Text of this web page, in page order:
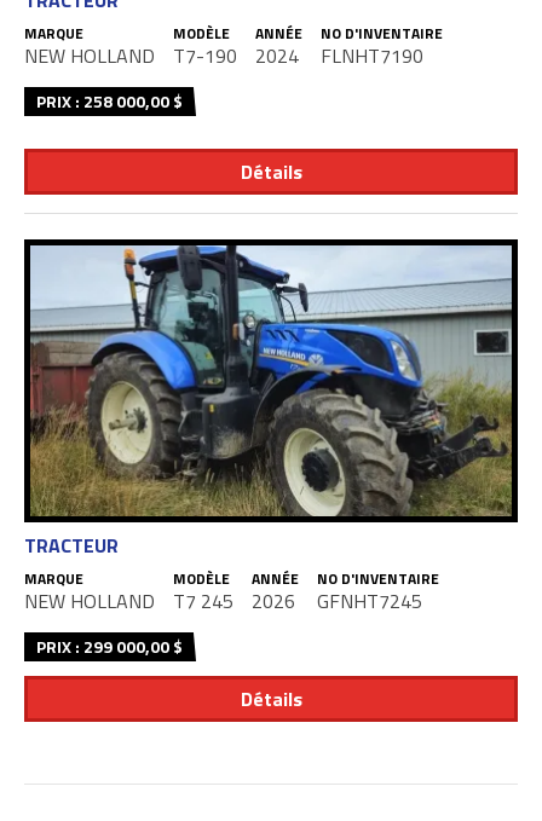
Détails
MARQUE
NEW HOLLAND
MODÈLE
T7-190
ANNÉE
2024
NO D'INVENTAIRE
FLNHT7190
PRIX : 258 000,00 $
Détails
TRACTEUR
MARQUE
NEW HOLLAND
MODÈLE
T7 245
ANNÉE
2026
NO D'INVENTAIRE
GFNHT7245
PRIX : 299 000,00 $